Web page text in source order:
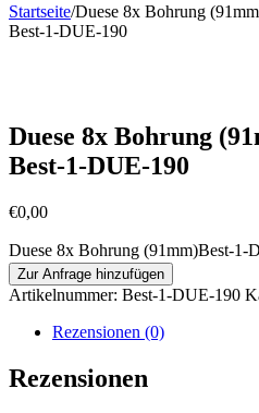
Startseite/Duese 8x Bohrung
Best-1-DUE-190
Duese 8x Bohrung
Best-1-DUE-190
€0,00
Duese 8x Bohrung (91mm)Best-1-
Zur Anfrage hinzufügen
Artikelnummer: Best-1-DUE-190
Rezensionen (0)
Rezensionen